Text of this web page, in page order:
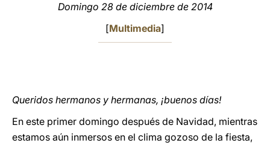
Domingo 28 de diciembre de 2014
[Multimedia]
Queridos hermanos y hermanas, ¡buenos días!
En este primer domingo después de Navidad, mientras
estamos aún inmersos en el clima gozoso de la fiesta,